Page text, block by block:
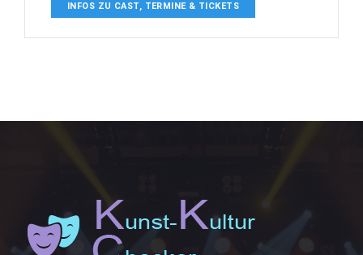
INFOS ZU CAST, TERMINE & TICKETS